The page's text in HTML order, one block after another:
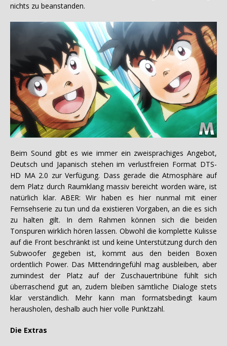
nichts zu beanstanden.
Beim Sound gibt es wie immer ein zweisprachiges Angebot,
Deutsch und Japanisch stehen im verlustfreien Format DTS-
HD MA 2.0 zur Verfügung. Dass gerade die Atmosphäre auf
dem Platz durch Raumklang massiv bereicht worden wäre, ist
natürlich klar. ABER: Wir haben es hier nunmal mit einer
Fernsehserie zu tun und da existieren Vorgaben, an die es sich
zu halten gilt. In dem Rahmen können sich die beiden
Tonspuren wirklich hören lassen. Obwohl die komplette Kulisse
auf die Front beschränkt ist und keine Unterstützung durch den
Subwoofer gegeben ist, kommt aus den beiden Boxen
ordentlich Power. Das Mittendringefühl mag ausbleiben, aber
zumindest der Platz auf der Zuschauertribüne fühlt sich
überraschend gut an, zudem bleiben sämtliche Dialoge stets
klar verständlich. Mehr kann man formatsbedingt kaum
herausholen, deshalb auch hier volle Punktzahl.
Die Extras